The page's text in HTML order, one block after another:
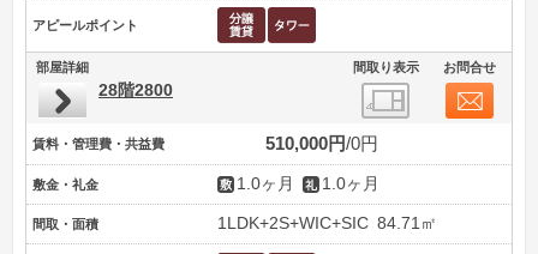
アピールポイント
部屋詳細 間取り表示 お問合せ
28階2800
賃料・管理費・共益費 510,000円 0円
敷金・礼金 1.0ヶ月 1.0ヶ月
間取・面積 1LDK+2S+WIC+SIC 84.71㎡